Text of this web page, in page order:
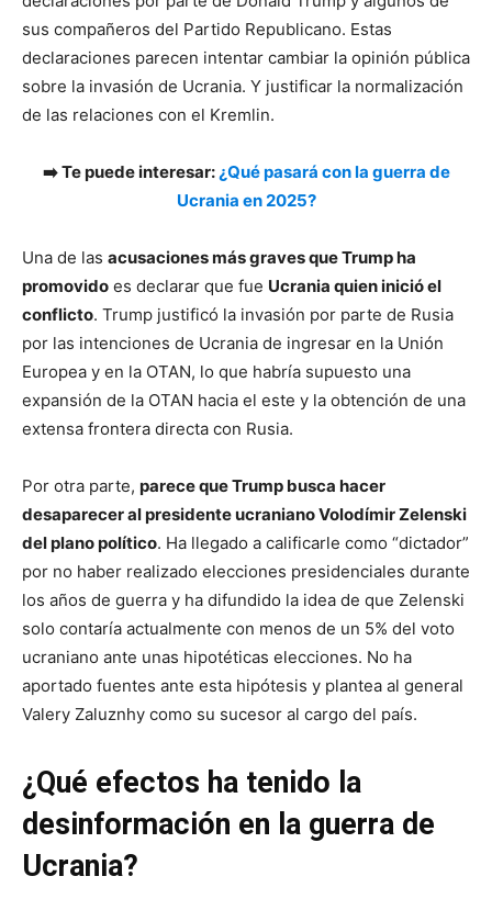
sus compañeros del Partido Republicano. Estas
declaraciones parecen intentar cambiar la opinión pública
sobre la invasión de Ucrania. Y justificar la normalización
de las relaciones con el Kremlin.
➡️ Te puede interesar: ¿Qué pasará con la guerra de
Ucrania en 2025?
Una de las acusaciones más graves que Trump ha
promovido es declarar que fue Ucrania quien inició el
conflicto. Trump justificó la invasión por parte de Rusia
por las intenciones de Ucrania de ingresar en la Unión
Europea y en la OTAN, lo que habría supuesto una
expansión de la OTAN hacia el este y la obtención de una
extensa frontera directa con Rusia.
Por otra parte, parece que Trump busca hacer
desaparecer al presidente ucraniano Volodímir Zelenski
del plano político. Ha llegado a calificarle como “dictador”
por no haber realizado elecciones presidenciales durante
los años de guerra y ha difundido la idea de que Zelenski
solo contaría actualmente con menos de un 5% del voto
ucraniano ante unas hipotéticas elecciones. No ha
aportado fuentes ante esta hipótesis y plantea al general
Valery Zaluznhy como su sucesor al cargo del país.
¿Qué efectos ha tenido la
desinformación en la guerra de
Ucrania?